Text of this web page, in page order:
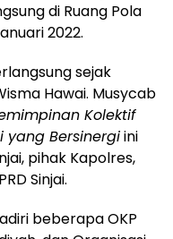
di Ruang Pola
2022.
sejak
Hawai. Musycab
Kolektif
yang Bersinergiini
pihak Kapolres,
Sinjai.
beberapa OKP